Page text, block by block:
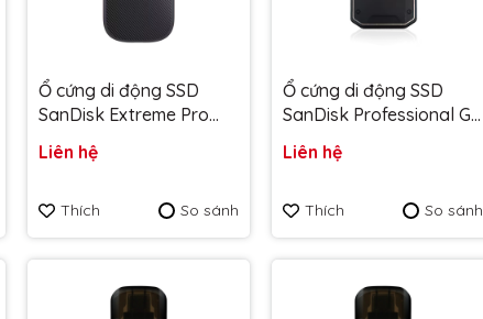
Ổ cứng di động SSD
SanDisk Extreme Pro
3800MB/s SDSSDE82-
năm
Liên hệ
Thích So sánh
Ổ cứng di động SSD
SanDisk Professional G-
SDPS31H-002T-GBC1D -
Liên hệ
Thích So sánh